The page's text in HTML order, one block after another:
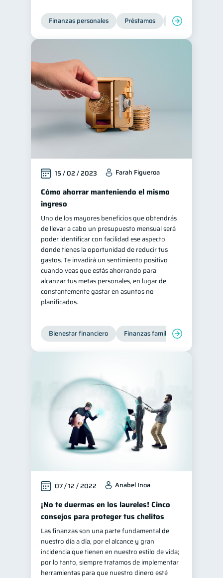
Finanzas personales Préstamos Productos
15 / 02 / 2023 Farah Figueroa
Cómo ahorrar manteniendo el mismo
ingreso
Uno de los mayores beneficios que obtendrás
de llevar a cabo un presupuesto mensual será
poder identificar con facilidad ese aspecto
donde tienes la oportunidad de reducir tus
gastos. Te invadirá un sentimiento positivo
cuando veas que estás ahorrando para
alcanzar tus metas personales, en lugar de
constantemente gastar en asuntos no
planificados.
Bienestar financiero Finanzas familiares
07 / 12 / 2022 Anabel Inoa
¡No te duermas en los laureles! Cinco
consejos para proteger tus chelitos
Las finanzas son una parte fundamental de
nuestro día a día, por el alcance y gran
incidencia que tienen en nuestro estilo de vida;
por lo tanto, siempre tratamos de implementar
herramientas para que nuestro dinero esté